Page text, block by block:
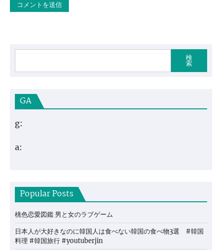
検
索
GA
g:
a:
Popular Posts
桃色恋愛図鑑 男と女のラブゲーム
日本人が大好きなのに韓国人は食べない韓国の食べ物3選 #韓国
料理 #韓国旅行 #youtuberjin